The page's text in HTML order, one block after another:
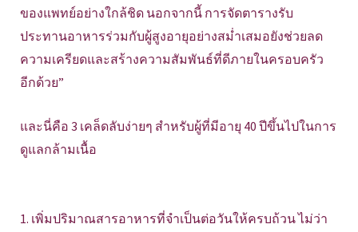
ของแพทย์อย่างใกล้ชิด นอกจากนี้ การจัดตารางรับ
ประทานอาหารร่วมกับผู้สูงอายุอย่างสม่ำเสมอยังช่วยลด
ความเครียดและสร้างความสัมพันธ์ที่ดีภายในครอบครัว
อีกด้วย”
และนี่คือ 3 เคล็ดลับง่ายๆ สำหรับผู้ที่มีอายุ 40 ปีขึ้นไปในการ
ดูแลกล้ามเนื้อ
1. เพิ่มปริมาณสารอาหารที่จำเป็นต่อวันให้ครบถ้วน ไม่ว่า